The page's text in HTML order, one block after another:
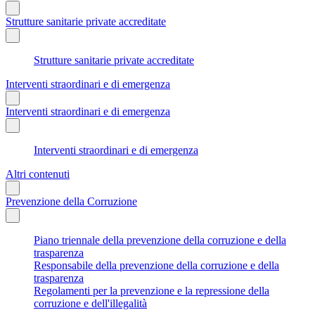
Strutture sanitarie private accreditate
Strutture sanitarie private accreditate
Interventi straordinari e di emergenza
Interventi straordinari e di emergenza
Interventi straordinari e di emergenza
Altri contenuti
Prevenzione della Corruzione
Piano triennale della prevenzione della corruzione e della
trasparenza
Responsabile della prevenzione della corruzione e della
trasparenza
Regolamenti per la prevenzione e la repressione della
corruzione e dell'illegalità